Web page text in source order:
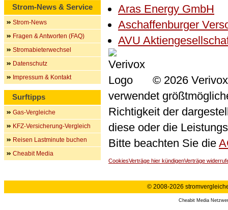
Aras Energy GmbH
Aschaffenburger
AVU
© 2026
verwendet
Richtigkeit der
diese oder die
Bitte beachten Sie die
CookiesVerträge hier kündigenVerträge
Strom-News & Service
Strom-News
Fragen & Antworten (FAQ)
Stromabieterwechsel
Datenschutz
Impressum & Kontakt
Surftipps
Gas-Vergleiche
KFZ-Versicherung-Vergleich
Reisen Lastminute buchen
Cheabit Media
© 2008-2026
Cheabit Media